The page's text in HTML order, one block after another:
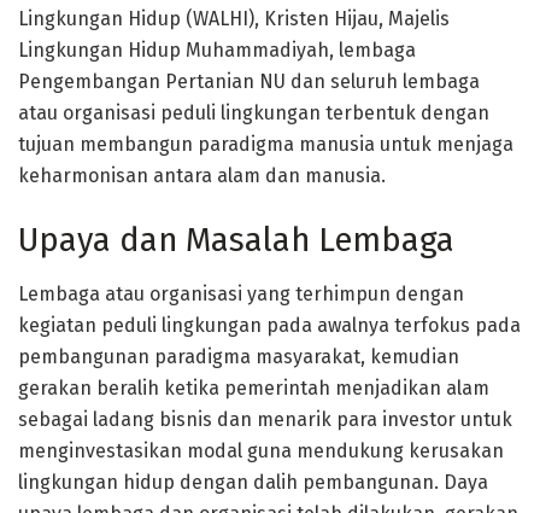
Lingkungan Hidup (WALHI), Kristen Hijau, Majelis
Lingkungan Hidup Muhammadiyah, lembaga
Pengembangan Pertanian NU dan seluruh lembaga
atau organisasi peduli lingkungan terbentuk dengan
tujuan membangun paradigma manusia untuk menjaga
keharmonisan antara alam dan manusia.
Upaya dan Masalah Lembaga
Lembaga atau organisasi yang terhimpun dengan
kegiatan peduli lingkungan pada awalnya terfokus pada
pembangunan paradigma masyarakat, kemudian
gerakan beralih ketika pemerintah menjadikan alam
sebagai ladang bisnis dan menarik para investor untuk
menginvestasikan modal guna mendukung kerusakan
lingkungan hidup dengan dalih pembangunan. Daya